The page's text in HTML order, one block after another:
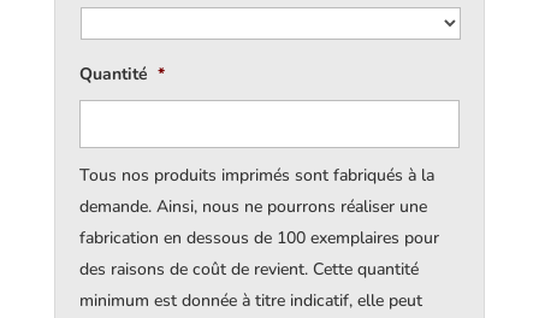
Quantité *
Tous nos produits imprimés sont fabriqués à la
demande. Ainsi, nous ne pourrons réaliser une
fabrication en dessous de 100 exemplaires pour
des raisons de coût de revient. Cette quantité
minimum est donnée à titre indicatif, elle peut